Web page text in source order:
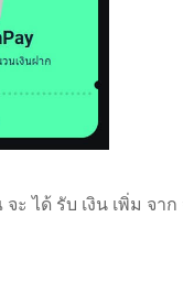
ะ ได้ รับ เงิน เพิ่ม จา